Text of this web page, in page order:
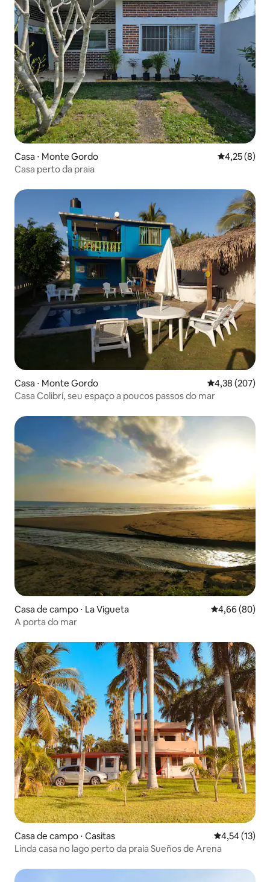
Casa ⋅ Monte Gordo 4,25 de
4,25 (8)
Casa perto da praia
Casa ⋅ Monte Gordo 4,38 de uma
4,38 (207)
Casa Colibrí, seu espaço a poucos passos do mar
Casa de campo ⋅ La Vigueta 4,66 de uma
4,66 (80)
A porta do mar
Casa de campo ⋅ Casitas 4,54 de uma
4,54 (13)
Linda casa no lago perto da praia Sueños de Arena